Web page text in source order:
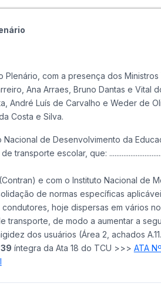
com a presença dos Ministros
Ana Arraes, Bruno Dantas e Vital
André Luís de Carvalho e Weder de
Costa e Silva.
Nacional de Desenvolvimento da
escolar, que:
e com o Instituto Nacional de
de normas específicas
hoje dispersas em vários
transporte, de modo a aumentar a
dos usuários (Área 2, achados A.11.1,
39 íntegra da Ata 18 do TCU >>> ATA